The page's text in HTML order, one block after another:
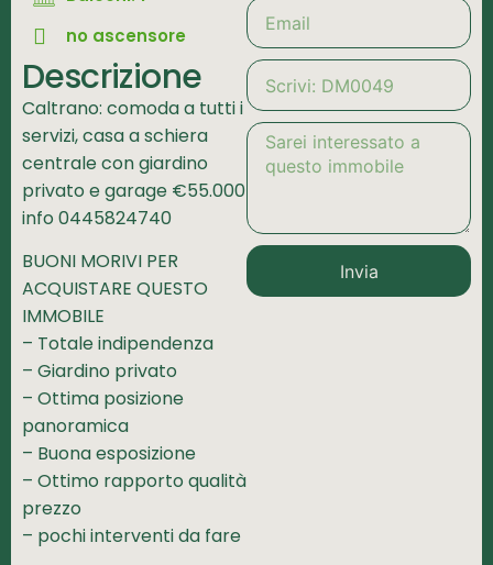
no ascensore
Descrizione
Caltrano: comoda a tutti i
servizi, casa a schiera
centrale con giardino
privato e garage €55.000
info 0445824740
BUONI MORIVI PER
ACQUISTARE QUESTO
IMMOBILE
– Totale indipendenza
– Giardino privato
– Ottima posizione
panoramica
– Buona esposizione
– Ottimo rapporto qualità
prezzo
– pochi interventi da fare
Invia